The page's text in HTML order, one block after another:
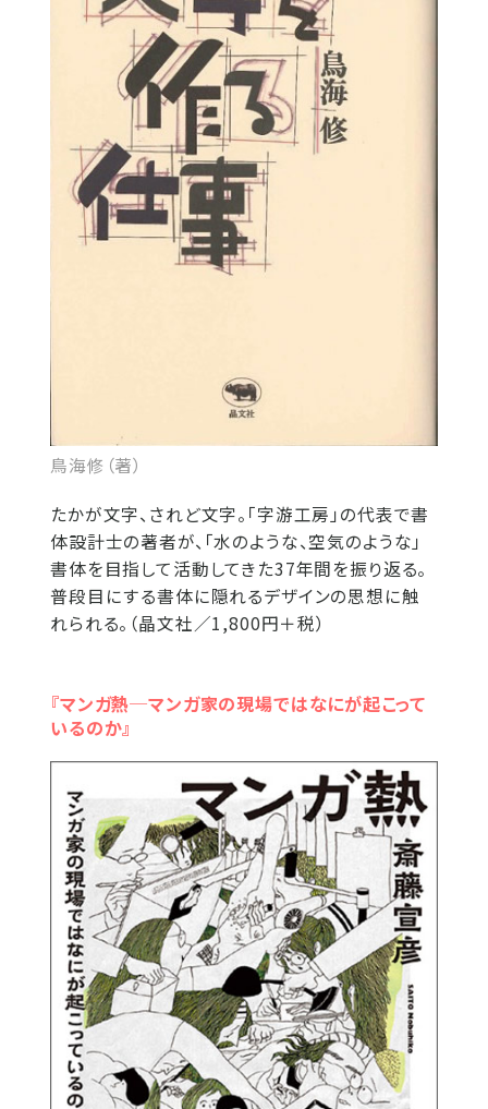
鳥海修（著）
たかが文字、されど文字。「字游工房」の代表で書
体設計士の著者が、「水のような、空気のような」
書体を目指して活動してきた37年間を振り返る。
普段目にする書体に隠れるデザインの思想に触
れられる。（晶文社／1,800円＋税）
『マンガ熱─マンガ家の現場ではなにが起こって
いるのか』